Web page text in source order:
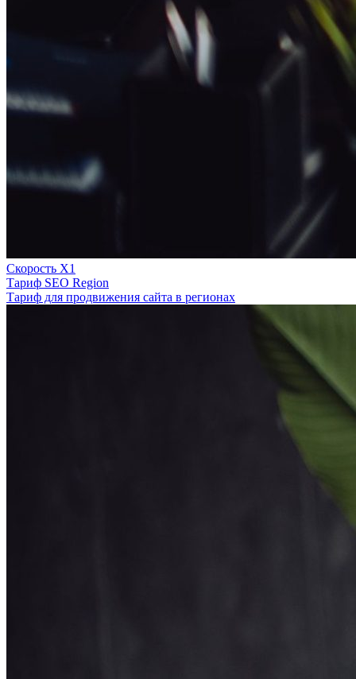
Скорость Х1
Тариф SEO Region
Тариф для продвижения сайта в регионах